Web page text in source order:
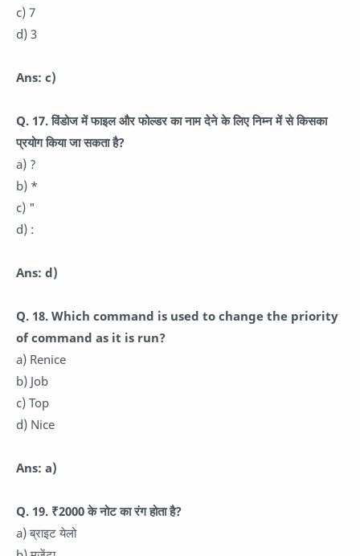
c) 7
d) 3
Ans: c)
Q. 17. विंडोज में फाइल और फोल्डर का नाम देने के लिए निम्न में से किसका
प्रयोग किया जा सकता है?
a) ?
b) *
c) "
d) :
Ans: d)
Q. 18. Which command is used to change the priority
of command as it is run?
a) Renice
b) Job
c) Top
d) Nice
Ans: a)
Q. 19. ₹2000 के नोट का रंग होता है?
a) ब्राइट येलो